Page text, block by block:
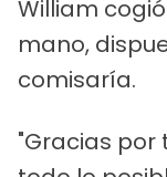
William
mano,
comisaría.
"Gracias por